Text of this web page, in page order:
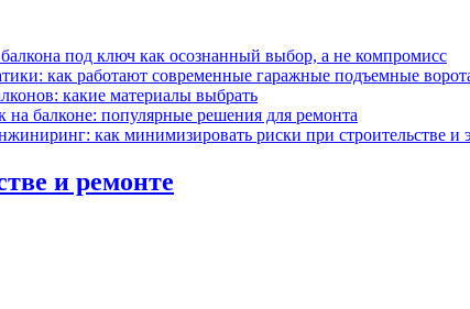
под ключ как осознанный выбор, а не компромисс
как работают современные гаражные подъемные
какие материалы выбрать
на балконе: популярные решения для ремонта
как минимизировать риски при строительстве и
и ремонте